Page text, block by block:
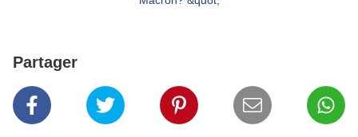
Partager